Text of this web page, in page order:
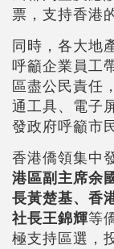
票，支持香港
同時，各大地
呼籲企業員工
區盡公民責任
通工具、電子
發政府呼籲市
香港僑領集中
港區副主席余
長黃楚基、香
社長王錦輝等
極支持區選，